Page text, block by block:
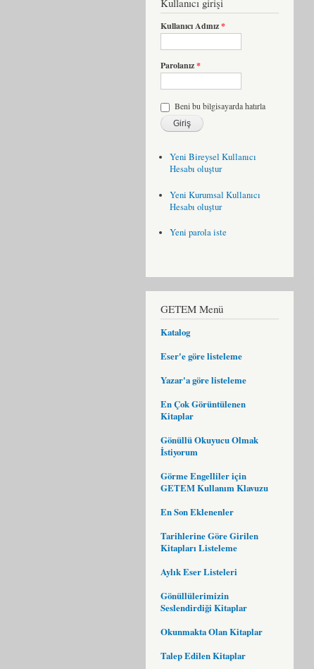
Kullanıcı Adınız*
Parolanız*
Beni bu bilgisayarda hatırla
Yeni Bireysel Kullanıcı
Hesabı oluştur
Yeni Kurumsal Kullanıcı
Hesabı oluştur
Yeni parola iste
GETEM Menü
Katalog
Eser'e göre listeleme
Yazar'a göre listeleme
En Çok Görüntülenen
Kitaplar
Gönüllü Okuyucu Olmak
İstiyorum
Görme Engelliler için
GETEM Kullanım Klavuzu
En Son Eklenenler
Tarihlerine Göre Girilen
Kitapları Listeleme
Aylık Eser Listeleri
Gönüllülerimizin
Seslendirdiği Kitaplar
Okunmakta Olan Kitaplar
Talep Edilen Kitaplar